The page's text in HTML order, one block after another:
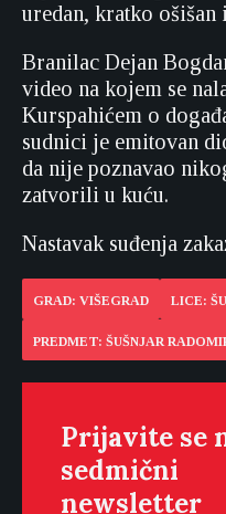
uredan, kratko ošišan
Branilac Dejan
video na kojem se
Kurspahićem o
sudnici je emitovan
da nije poznavao
zatvorili u kuću.
Nastavak suđenja
GRAD: VIŠEGRAD LICE:
PREDMET: ŠUŠNJAR
Prijavite se
sedmični
newsletter